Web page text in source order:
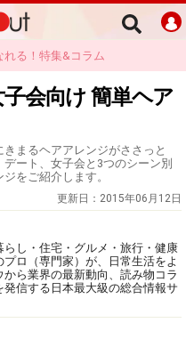
れる！特集&コラム
会向け 簡単ヘア
まるヘアアレンジがささっと
ート、女子会と3つのシーン別
をご紹介します。
更新日： 2015年06月12日
らし・住宅・グルメ・旅行・健康
ロ（専門家）が、日常生活をよ
ら業界の最新動向、読み物コラ
信する日本最大級の総合情報サ